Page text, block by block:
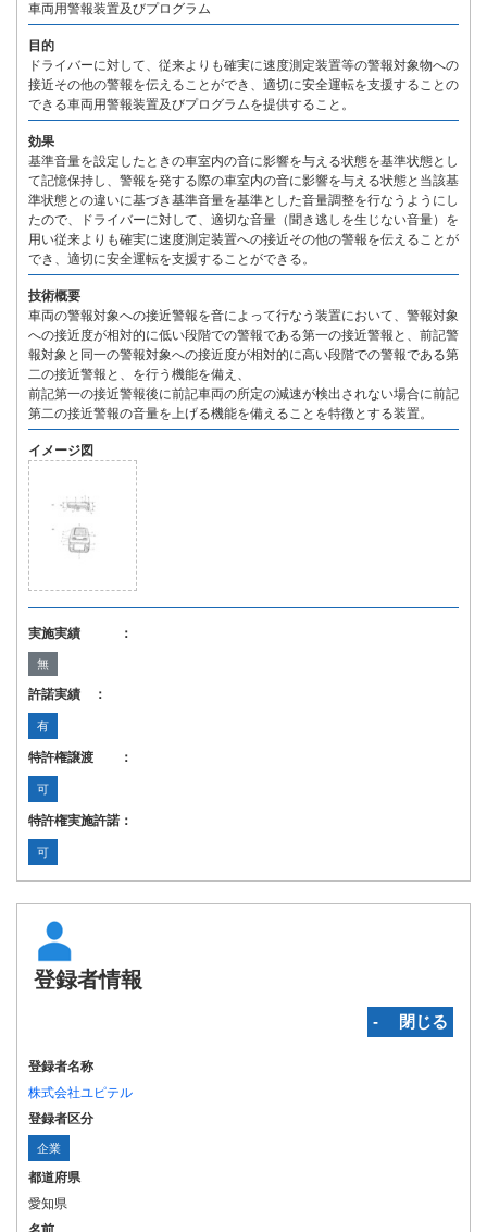
車両用警報装置及びプログラム
目的
ドライバーに対して、従来よりも確実に速度測定装置等の警報対象物への
接近その他の警報を伝えることができ、適切に安全運転を支援することの
できる車両用警報装置及びプログラムを提供すること。
効果
基準音量を設定したときの車室内の音に影響を与える状態を基準状態とし
て記憶保持し、警報を発する際の車室内の音に影響を与える状態と当該基
準状態との違いに基づき基準音量を基準とした音量調整を行なうようにし
たので、ドライバーに対して、適切な音量（聞き逃しを生じない音量）を
用い従来よりも確実に速度測定装置への接近その他の警報を伝えることが
でき、適切に安全運転を支援することができる。
技術概要
車両の警報対象への接近警報を音によって行なう装置において、警報対象
への接近度が相対的に低い段階での警報である第一の接近警報と、前記警
報対象と同一の警報対象への接近度が相対的に高い段階での警報である第
二の接近警報と、を行う機能を備え、
前記第一の接近警報後に前記車両の所定の減速が検出されない場合に前記
第二の接近警報の音量を上げる機能を備えることを特徴とする装置。
イメージ図
実施実績 ：
無
許諾実績 ：
有
特許権譲渡 ：
可
特許権実施許諾：
可
登録者情報
‐ 閉じる
登録者名称
株式会社ユピテル
登録者区分
企業
都道府県
愛知県